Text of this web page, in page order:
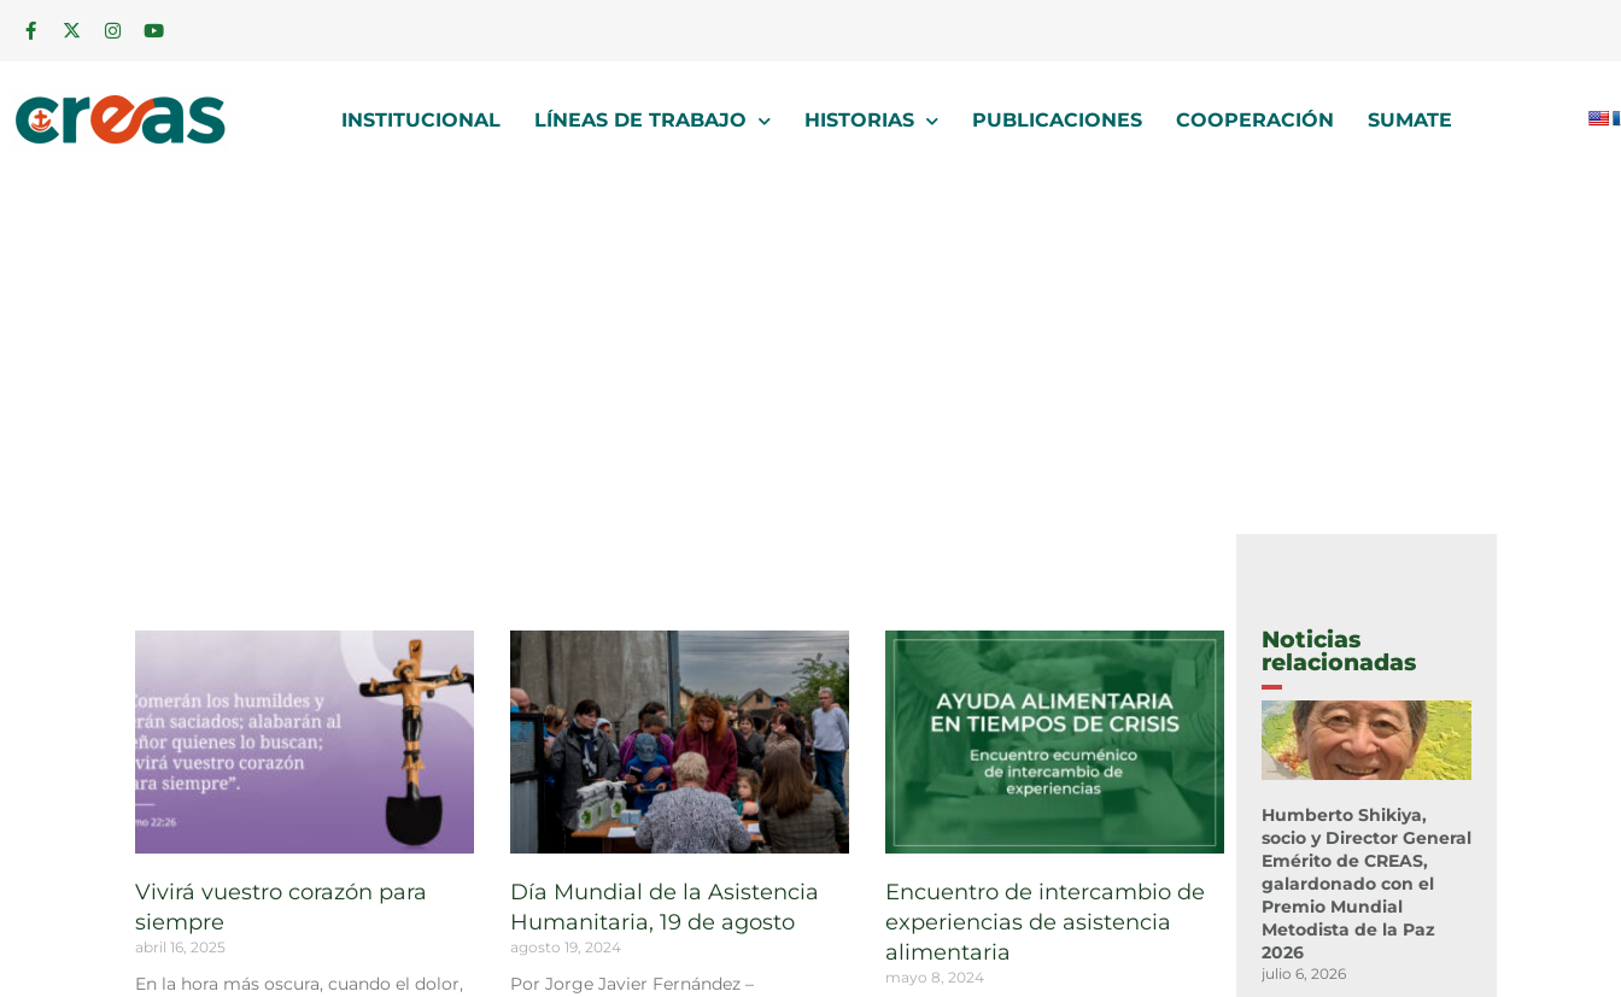
INSTITUCIONAL LÍNEAS DE TRABAJO HISTORIAS PUBLICACIONES COOPERACIÓN SUMATE
Vivirá vuestro corazón para
siempre
abril 16, 2025
En la hora más oscura, cuando el dolor,
Día Mundial de la Asistencia
Humanitaria, 19 de agosto
agosto 19, 2024
Por Jorge Javier Fernández –
Encuentro de intercambio de
experiencias de asistencia
alimentaria
mayo 8, 2024
Noticias
relacionadas
Humberto Shikiya,
socio y Director General
Emérito de CREAS,
galardonado con el
Premio Mundial
Metodista de la Paz
2026
julio 6, 2026